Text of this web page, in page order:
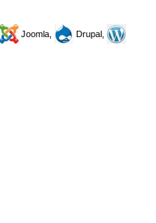
Joomla,
Drupal,